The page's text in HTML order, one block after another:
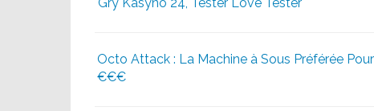
Octo Attack : La Machine à Sous Préférée
€€€